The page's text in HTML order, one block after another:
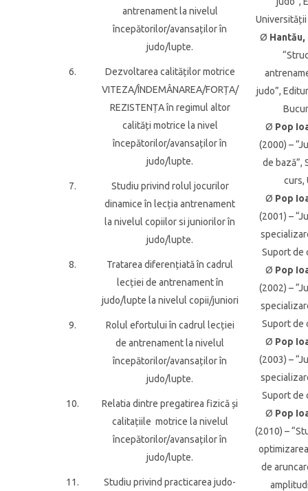
Universității
Ø Hantău,
judo”,
Ø Pop
(2000) –
de bază”,
curs,
Ø Pop
(2001) –
Suport de
Ø Pop
(2002) –
Suport de
Ø Pop
(2003) –
Suport de
Ø Pop
(2010) –
de
antrenament la nivelul
începătorilor/avansaților în
judo/lupte.
6.
Dezvoltarea calităților motrice
VITEZA/ÎNDEMÂNAREA/FORȚA/
REZISTENȚA în regimul altor
calități motrice la nivel
începătorilor/avansaților în
judo/lupte.
7.
Studiu privind rolul jocurilor
dinamice în lecția antrenament
la nivelul copiilor si juniorilor în
judo/lupte.
8.
Tratarea diferențiată în cadrul
lecției de antrenament în
judo/lupte la nivelul copii/juniori
9.
Rolul efortului în cadrul lecției
de antrenament la nivelul
începătorilor/avansaților în
judo/lupte.
10.
Relatia dintre pregatirea fizică și
calitațiile motrice la nivelul
începătorilor/avansaților în
judo/lupte.
11.
Studiu privind practicarea judo-